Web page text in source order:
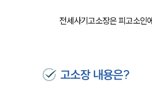
전세사기고소장은 피고소인
고소장 내용은?